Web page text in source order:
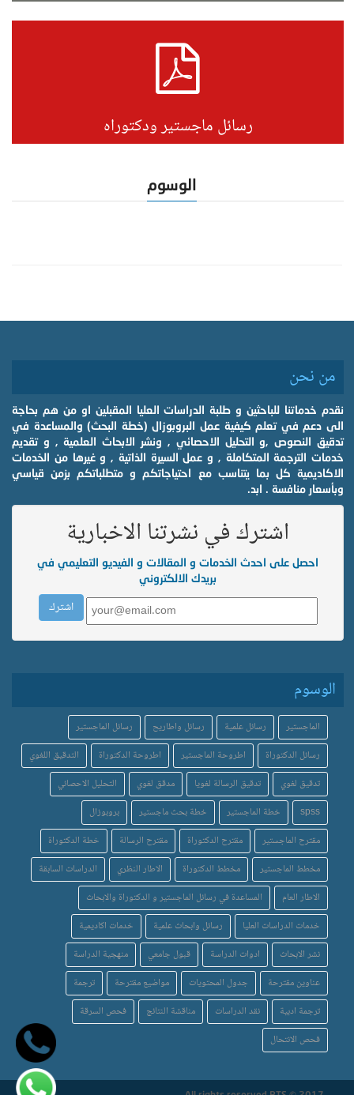
رسائل ماجستير ودكتوراه
الوسوم
من نحن
نقدم خدماتنا للباحثين و طلبة الدراسات العليا المقبلين او من هم بحاجة
الى دعم في تعلم كيفية عمل البروبوزال (خطة البحث) والمساعدة في
تدقيق النصوص ,و التحليل الاحصائي , ونشر الابحاث العلمية , و تقديم
خدمات الترجمة المتكاملة , و عمل السيرة الذاتية , و غيرها من الخدمات
الاكاديمية كل بما يتناسب مع احتياجاتكم و متطلباتكم بزمن قياسي
وبأسعار منافسة . ابد.
اشترك في نشرتنا الاخبارية
احصل على احدث الخدمات و المقالات و الفيديو التعليمي في
بريدك الالكتروني
الوسوم
الماجستير رسائل علمية رسائل واطاريح
رسائل الماجستير
رسائل الدكتوراة
اطروحة الماجستير اطروحة الدكتوراة
التدقيق اللغوي
تدقيق لغوي
تدقيق الرسالة لغويا مدقق لغوي
التحليل الاحصائي
spss
خطة الماجستير خطة بحث ماجستير
بروبوزال
مقترح الماجستير
مقترح الدكتوراة مقترح الرسالة
خطة الدكتوراة
مخطط الماجستير
مخطط الدكتوراة الاطار النظري
الدراسات السابقة
الاطار العام
المساعدة في رسائل الماجستير و الدكتوراة والابحاث
خدمات الدراسات العليا
رسائل وابحاث علمية
خدمات اكاديمية
نشر الابحاث
ادوات الدراسة قبول جامعي
منهجية الدراسة
عناوين مقترحة
جدول المحتويات مواضيع مقترحة
ترجمة
ترجمة ادبية
نقد الدراسات مناقشة النتائج
فحص السرقة
فحص الانتحال